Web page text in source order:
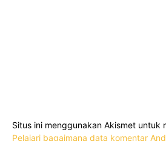
Situs ini menggunakan Akismet untuk
Pelajari bagaimana data komentar